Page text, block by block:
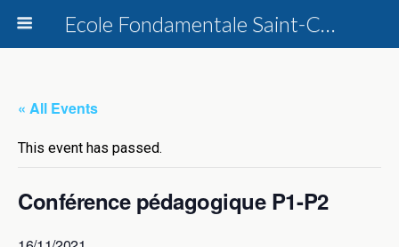
Ecole Fondamentale Saint-Charles Dottignies
« All Events
This event has passed.
Conférence pédagogique P1-P2